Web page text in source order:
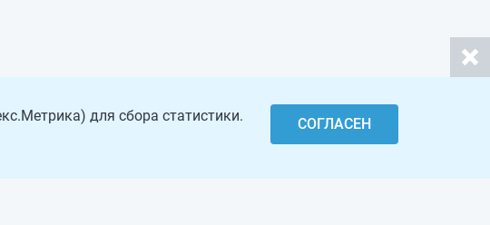
для сбора статистики.
СОГЛАСЕН